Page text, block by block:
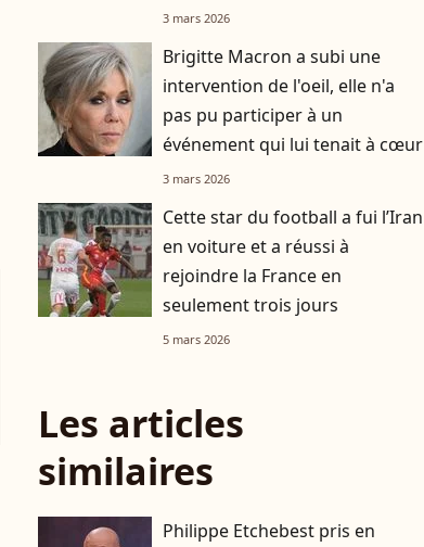
France
3 mars 2026
Brigitte Macron a subi une
intervention de l'oeil, elle n'a
pas pu participer à un
événement qui lui tenait à cœur
3 mars 2026
Cette star du football a fui l’Iran
en voiture et a réussi à
rejoindre la France en
seulement trois jours
5 mars 2026
Les articles
similaires
Philippe Etchebest pris en